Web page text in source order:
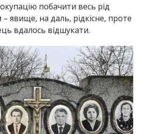
побачити весь рід
явище, на даль, рідкісне, проте
вдалось відшукати.